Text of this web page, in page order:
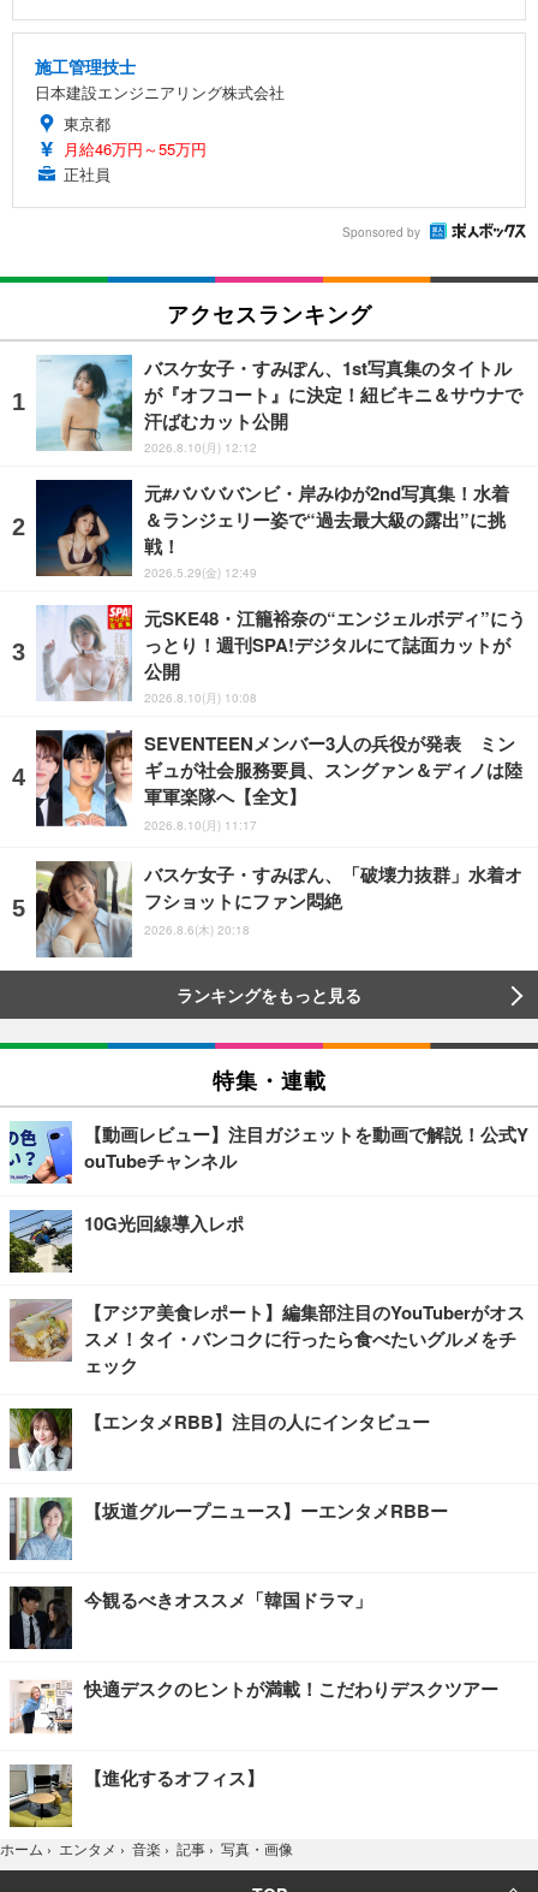
施工管理技士
日本建設エンジニアリング株式会社
東京都
月給46万円～55万円
正社員
Sponsored by
アクセスランキング
バスケ女子・すみぽん、1st写真集のタイトル
が『オフコート』に決定！紐ビキニ＆サウナで
汗ばむカット公開
2026.8.10(月) 12:12
元#ババババンビ・岸みゆが2nd写真集！水着
＆ランジェリー姿で“過去最大級の露出”に挑
戦！
2026.5.29(金) 12:49
元SKE48・江籠裕奈の“エンジェルボディ”にう
っとり！週刊SPA!デジタルにて誌面カットが
公開
2026.8.10(月) 10:08
SEVENTEENメンバー3人の兵役が発表 ミン
ギュが社会服務要員、スングァン＆ディノは陸
軍軍楽隊へ【全文】
2026.8.10(月) 11:17
バスケ女子・すみぽん、「破壊力抜群」水着オ
フショットにファン悶絶
2026.8.6(木) 20:18
ランキングをもっと見る
特集・連載
【動画レビュー】注目ガジェットを動画で解説！公式Y
ouTubeチャンネル
10G光回線導入レポ
【アジア美食レポート】編集部注目のYouTuberがオス
スメ！タイ・バンコクに行ったら食べたいグルメをチ
ェック
【エンタメRBB】注目の人にインタビュー
【坂道グループニュース】ーエンタメRBBー
今観るべきオススメ「韓国ドラマ」
快適デスクのヒントが満載！こだわりデスクツアー
【進化するオフィス】
ホーム › エンタメ › 音楽 › 記事 › 写真・画像